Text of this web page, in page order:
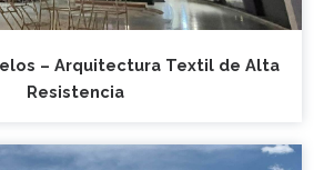
– Arquitectura Textil de Alta
Resistencia